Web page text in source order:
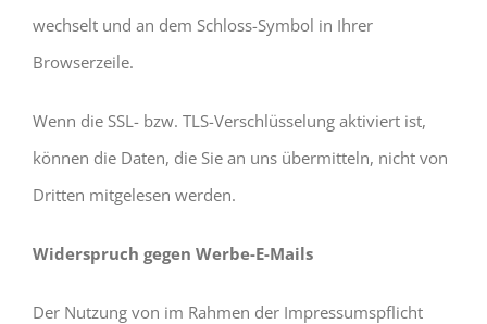
wechselt und an dem Schloss-Symbol in Ihrer
Browserzeile.
Wenn die SSL- bzw. TLS-Verschlüsselung aktiviert ist,
können die Daten, die Sie an uns übermitteln, nicht von
Dritten mitgelesen werden.
Widerspruch gegen Werbe-E-Mails
Der Nutzung von im Rahmen der Impressumspflicht